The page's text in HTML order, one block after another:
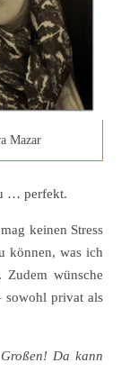
Mazar
… perfekt.
keinen Stress
können, was ich
wünsche
sowohl privat als
Da kann